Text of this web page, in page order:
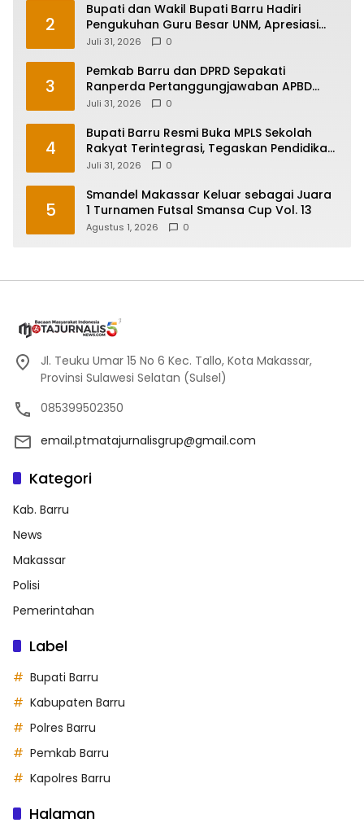
2
Bupati dan Wakil Bupati Barru Hadiri
Pengukuhan Guru Besar UNM, Apresiasi
Capaian Prof. Kamaruddin Hasan
Juli 31, 2026 0
3
Pemkab Barru dan DPRD Sepakati
Ranperda Pertanggungjawaban APBD
2025, Perkuat Komitmen Tata Kelola dan
Juli 31, 2026 0
4
Bupati Barru Resmi Buka MPLS Sekolah
Rakyat Terintegrasi, Tegaskan Pendidikan
Kunci Masa Depan Generasi
Juli 31, 2026 0
5
Smandel Makassar Keluar sebagai Juara
1 Turnamen Futsal Smansa Cup Vol. 13
Agustus 1, 2026 0
Jl. Teuku Umar 15 No 6 Kec. Tallo, Kota Makassar,
Provinsi Sulawesi Selatan (Sulsel)
085399502350
email.ptmatajurnalisgrup@gmail.com
Kategori
Kab. Barru
News
Makassar
Polisi
Pemerintahan
Label
Bupati Barru
Kabupaten Barru
Polres Barru
Pemkab Barru
Kapolres Barru
Halaman